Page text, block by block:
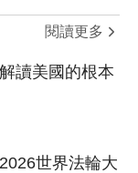
閱讀更多
讀美國的根本
世界法輪大